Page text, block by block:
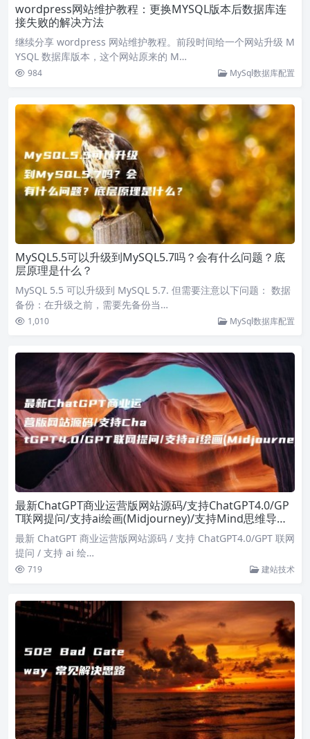
wordpress网站维护教程：更换MYSQL版本后数据库连
接失败的解决方法
继续分享 wordpress 网站维护教程。前段时间给一个网站升级 M
YSQL 数据库版本，这个网站原来的 M…
984 MySql数据库配置
MySQL5.5可以升级到MySQL5.7吗？会有什么问题？底
层原理是什么？
MySQL 5.5 可以升级到 MySQL 5.7. 但需要注意以下问题： 数据
备份：在升级之前，需要先备份当…
1,010 MySql数据库配置
最新ChatGPT商业运营版网站源码/支持ChatGPT4.0/GP
T联网提问/支持ai绘画(Midjourney)/支持Mind思维导图
生成+MJ以图生图
最新 ChatGPT 商业运营版网站源码 / 支持 ChatGPT4.0/GPT 联网
提问 / 支持 ai 绘…
719 建站技术